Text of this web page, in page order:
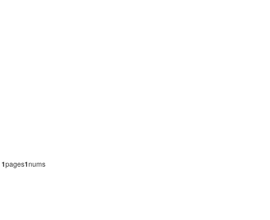
1pages1nums